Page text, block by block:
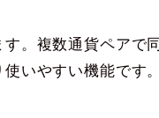
。複数通貨ペアで同
いやすい機能です。